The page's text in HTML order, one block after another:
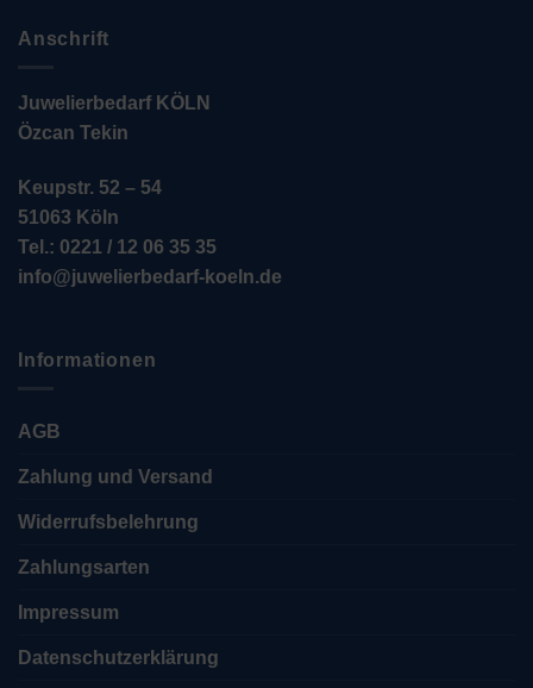
Anschrift
Juwelierbedarf KÖLN
Özcan Tekin
Keupstr. 52 – 54
51063 Köln
Tel.: 0221 / 12 06 35 35
info@juwelierbedarf-koeln.de
Informationen
AGB
Zahlung und Versand
Widerrufsbelehrung
Zahlungsarten
Impressum
Datenschutzerklärung